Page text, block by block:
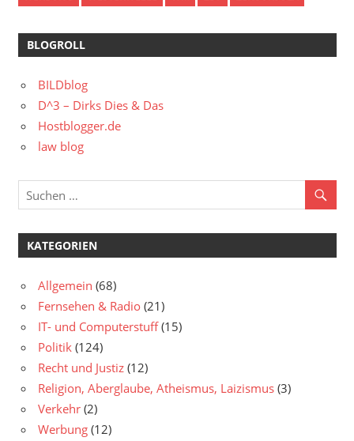
BLOGROLL
BILDblog
D^3 – Dirks Dies & Das
Hostblogger.de
law blog
KATEGORIEN
Allgemein (68)
Fernsehen & Radio (21)
IT- und Computerstuff(15)
Politik (124)
Recht und Justiz (12)
Religion, Aberglaube, Atheismus, Laizismus (3)
Verkehr (2)
Werbung (12)